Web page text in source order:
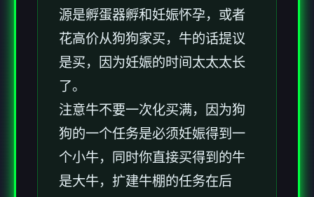
源是孵蛋器孵和妊娠怀孕，或者
花高价从狗狗家买，牛的话提议
是买，因为妊娠的时间太太太长
了。
注意牛不要一次化买满，因为狗
狗的一个任务是必须妊娠得到一
个小牛，同时你直接买得到的牛
是大牛，扩建牛棚的任务在后